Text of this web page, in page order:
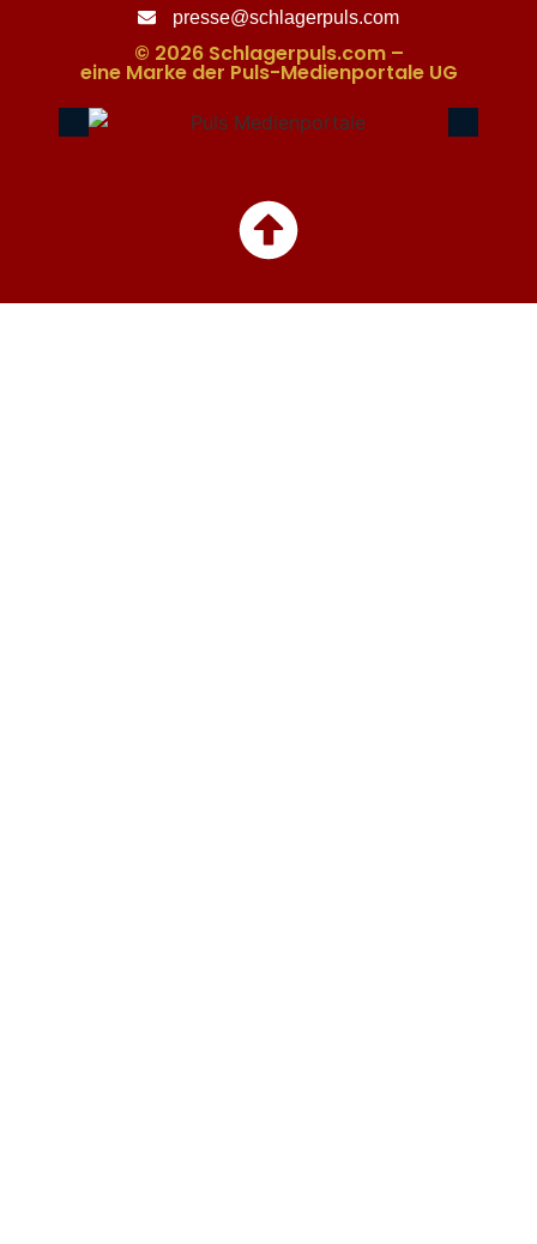
presse@schlagerpuls.com
© 2026 Schlagerpuls.com –
eine Marke der Puls-Medienportale UG​